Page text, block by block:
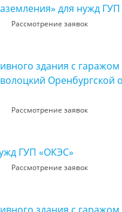
для нужд
Рассмотрение заявок
здания с
Оренбургской
Рассмотрение заявок
ГУП «ОКЭС»
Рассмотрение заявок